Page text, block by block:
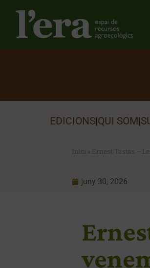
EDICIONS|QUI SOM|
Inici » Ernest Tasias –
juny 30, 2026